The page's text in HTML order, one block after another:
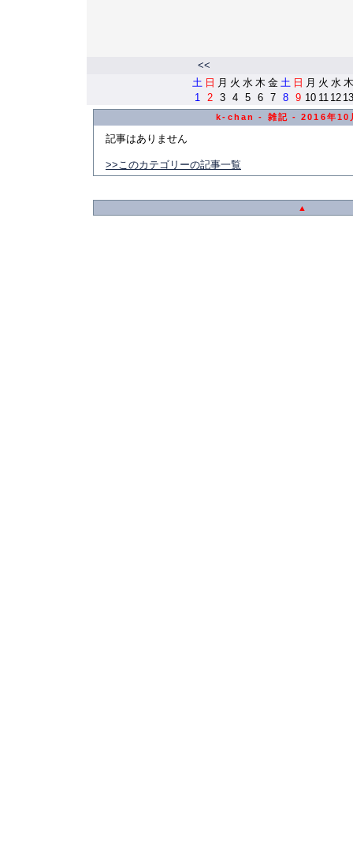
<<
土 日 月 火 水 木 金 土 日 月 火 水 木
1
2 3 4 5 6 7 8 9 10 11 12 13
k-chan - 雑記 - 2016年10
記事はありません
>>このカテゴリーの記事一覧
▲